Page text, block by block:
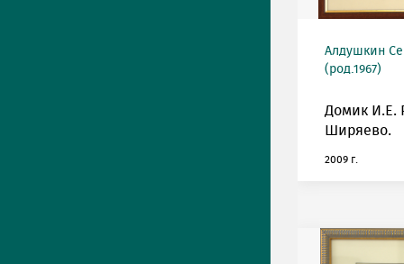
Алдушкин
(род.1967)
Домик И.Е.
Ширяево.
2009 г.